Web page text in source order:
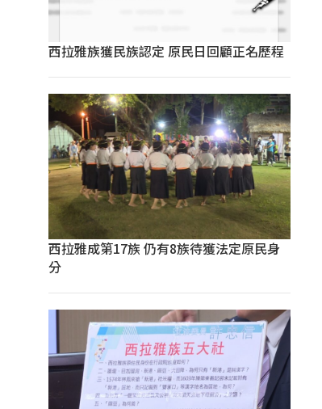
西拉雅族獲民族認定 原民日回顧正名歷程
西拉雅成第17族 仍有8族待獲法定原民身
分